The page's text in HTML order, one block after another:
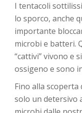
I tentacoli
lo sporco, anche
importante
microbi e batteri.
“cattivi” vivono e
ossigeno e sono
Fino alla
solo un detersivo